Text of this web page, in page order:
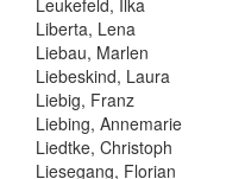
Liberta, Lena
Liebau, Marlen
Liebeskind, Laura
Liebig, Franz
Liebing, Annemarie
Liedtke, Christoph
Liesegang, Florian